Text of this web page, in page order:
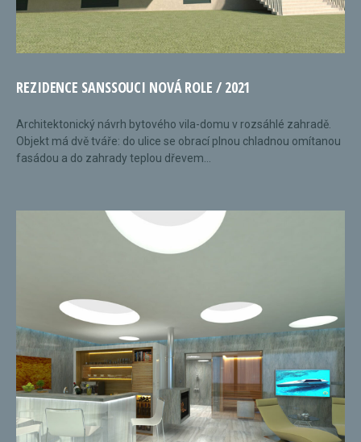
REZIDENCE SANSSOUCI NOVÁ ROLE / 2021
Architektonický návrh bytového vila-domu v rozsáhlé zahradě.
Objekt má dvě tváře: do ulice se obrací plnou chladnou omítanou
fasádou a do zahrady teplou dřevem...